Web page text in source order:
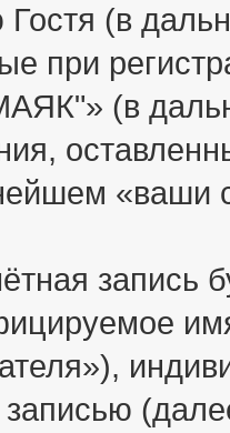
Гостя (в
при
(в
«ваши
запись
записью